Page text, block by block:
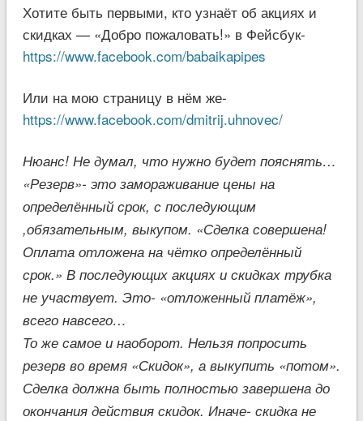
Хотите быть первыми, кто узнаёт об акциях и
скидках — «Добро пожаловать!» в Фейсбук-
https://www.facebook.com/babaikapipes
Или на мою страницу в нём же-
https://www.facebook.com/dmitrij.uhnovec/
Нюанс! Не думал, что нужно будет пояснять…
«Резерв»- это замораживание цены на
определённый срок, с последующим
,обязательным, выкупом. «Сделка совершена!
Оплата отложена на чётко определённый
срок.» В последующих акциях и скидках трубка
не участвует. Это- «отложенный платёж»,
всего навсего…
То же самое и наоборот. Нельзя попросить
резерв во время «Скидок», а выкупить «потом».
Сделка должна быть полностью завершена до
окончания действия скидок. Иначе- скидка не